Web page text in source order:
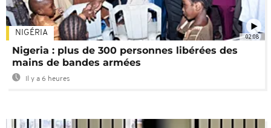
02:08
NIGÉRIA
Nigeria : plus de 300 personnes libérées des
mains de bandes armées
Il y a 6 heures